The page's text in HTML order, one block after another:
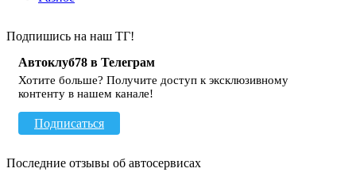
Подпишись на наш ТГ!
Автоклуб78 в Телеграм
Хотите больше? Получите доступ к эксклюзивному
контенту в нашем канале!
Подписаться
Последние отзывы об автосервисах